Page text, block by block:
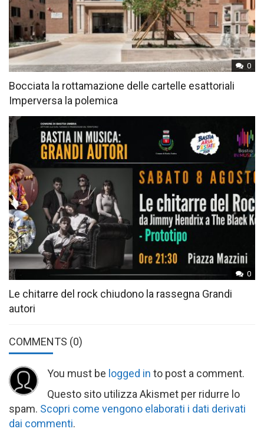
0
Bocciata la rottamazione delle cartelle esattoriali
Imperversa la polemica
0
Le chitarre del rock chiudono la rassegna Grandi
autori
COMMENTS (0)
You must be logged in to post a comment.
Questo sito utilizza Akismet per ridurre lo
spam. Scopri come vengono elaborati i dati derivati
dai commenti.